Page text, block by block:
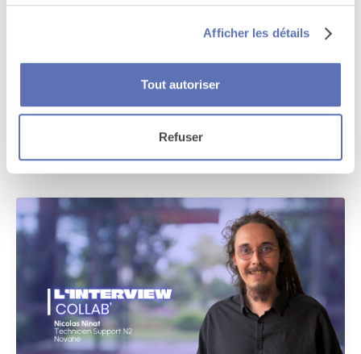
Afficher les détails
Tout autoriser
Refuser
Responsable web et intranet chez Constellation
March 3, 2026